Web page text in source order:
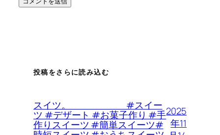
投稿をさらに読み込む
スイツ。 #スイー
ツ #デザート #お菓子作り #手
作りスイーツ #簡単スイーツ#
2025
年11